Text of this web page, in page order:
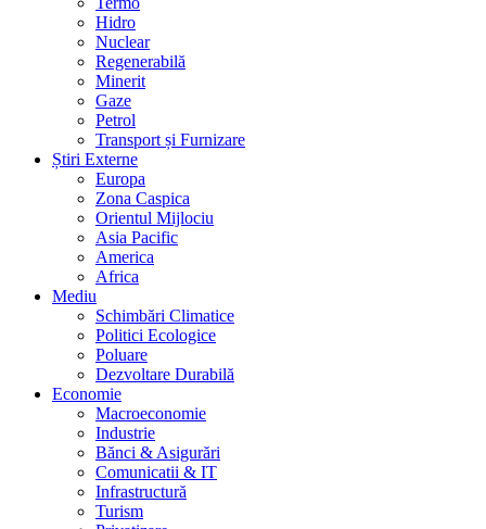
Hidro
Nuclear
Regenerabilă
Minerit
Gaze
Petrol
Transport și Furnizare
Știri Externe
Europa
Zona Caspica
Orientul Mijlociu
Asia Pacific
America
Africa
Mediu
Schimbări Climatice
Politici Ecologice
Poluare
Dezvoltare Durabilă
Economie
Macroeconomie
Industrie
Bănci & Asigurări
Comunicatii & IT
Infrastructură
Turism